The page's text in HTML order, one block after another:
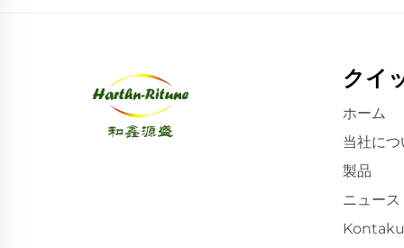
クイ
ホーム
当社につ
製品
ニュース